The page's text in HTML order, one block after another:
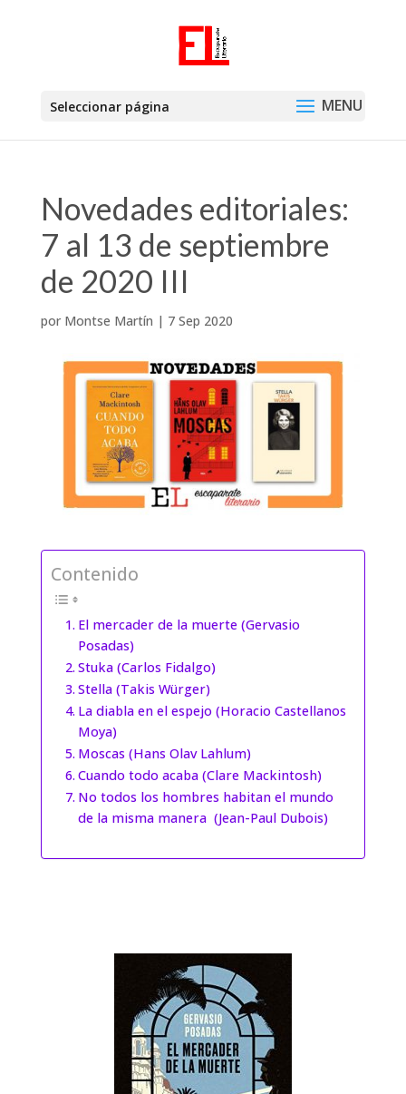
Seleccionar página
Novedades editoriales:
7 al 13 de septiembre
de 2020 III
por Montse Martín | 7 Sep 2020
Contenido
El mercader de la muerte (Gervasio
Posadas)
Stuka (Carlos Fidalgo)
Stella (Takis Würger)
La diabla en el espejo (Horacio Castellanos
Moya)
Moscas (Hans Olav Lahlum)
Cuando todo acaba (Clare Mackintosh)
No todos los hombres habitan el mundo
de la misma manera (Jean-Paul Dubois)